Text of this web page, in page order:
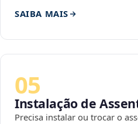
SAIBA MAIS
05
Instalação de
Precisa instalar ou trocar o